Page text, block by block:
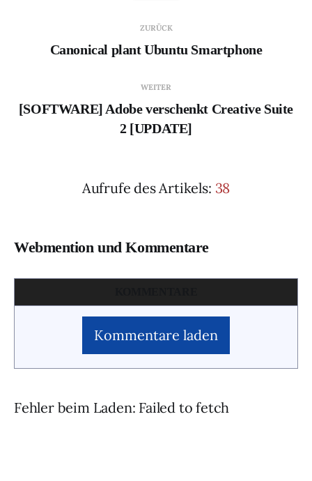
ZURÜCK
Canonical plant Ubuntu Smartphone
WEITER
[SOFTWARE] Adobe verschenkt Creative Suite
2 [UPDATE]
Aufrufe des Artikels: 38
Webmention und Kommentare
Kommentare laden
Fehler beim Laden: Failed to fetch